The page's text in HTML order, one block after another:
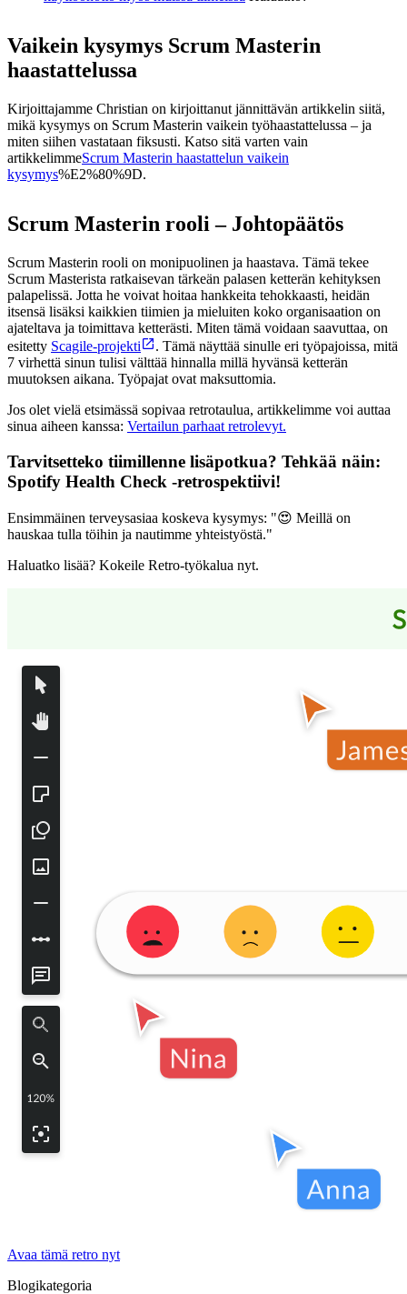
Vaikein kysymys Scrum Masterin
haastattelussa
Kirjoittajamme Christian on kirjoittanut jännittävän artikkelin siitä,
mikä kysymys on Scrum Masterin vaikein työhaastattelussa – ja
miten siihen vastataan fiksusti. Katso sitä varten vain
artikkelimmeScrum Masterin haastattelun vaikein
kysymys%E2%80%9D.
Scrum Masterin rooli – Johtopäätös
Scrum Masterin rooli on monipuolinen ja haastava. Tämä tekee
Scrum Masterista ratkaisevan tärkeän palasen ketterän kehityksen
palapelissä. Jotta he voivat hoitaa hankkeita tehokkaasti, heidän
itsensä lisäksi kaikkien tiimien ja mieluiten koko organisaation on
ajateltava ja toimittava ketterästi. Miten tämä voidaan saavuttaa, on
esitetty Scagile-projekti
. Tämä näyttää sinulle eri työpajoissa, mitä
7 virhettä sinun tulisi välttää hinnalla millä hyvänsä ketterän
muutoksen aikana. Työpajat ovat maksuttomia.
Jos olet vielä etsimässä sopivaa retrotaulua, artikkelimme voi auttaa
sinua aiheen kanssa: Vertailun parhaat retrolevyt.
Tarvitsetteko tiimillenne lisäpotkua? Tehkää näin:
Spotify Health Check -retrospektiivi!
Ensimmäinen terveysasiaa koskeva kysymys: "😍 Meillä on
hauskaa tulla töihin ja nautimme yhteistyöstä."
Haluatko lisää? Kokeile Retro-työkalua nyt.
Avaa tämä retro nyt
Blogikategoria